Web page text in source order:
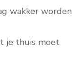
wakker worden
je thuis moet